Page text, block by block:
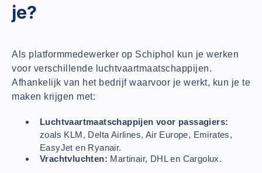
je?
Als platformmedewerker op Schiphol kun je werken
voor verschillende luchtvaartmaatschappijen.
Afhankelijk van het bedrijf waarvoor je werkt, kun je te
maken krijgen met:
Luchtvaartmaatschappijen voor passagiers:
zoals KLM, Delta Airlines, Air Europe, Emirates,
EasyJet en Ryanair.
Vrachtvluchten: Martinair, DHL en Cargolux.